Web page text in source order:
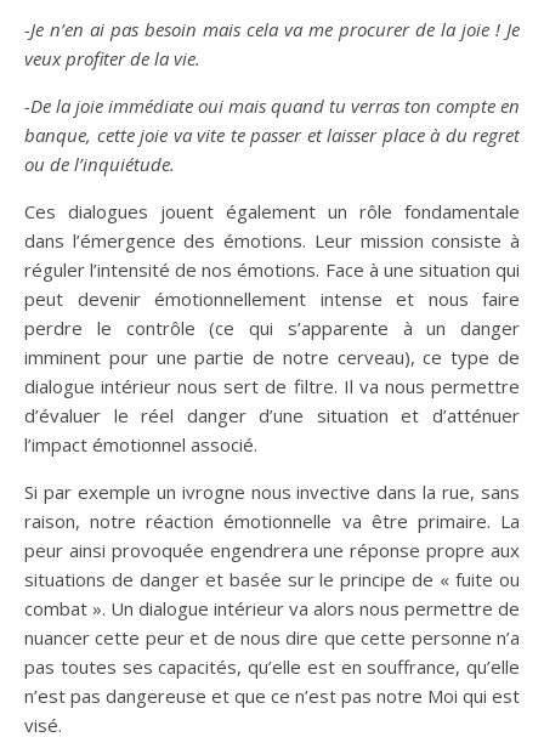
-Je n’en ai pas besoin mais cela va me procurer de la joie ! Je
veux profiter de la vie.
-De la joie immédiate oui mais quand tu verras ton compte en
banque, cette joie va vite te passer et laisser place à du regret
ou de l’inquiétude.
Ces dialogues jouent également un rôle fondamentale
dans l’émergence des émotions. Leur mission consiste à
réguler l’intensité de nos émotions. Face à une situation qui
peut devenir émotionnellement intense et nous faire
perdre le contrôle (ce qui s’apparente à un danger
imminent pour une partie de notre cerveau), ce type de
dialogue intérieur nous sert de filtre. Il va nous permettre
d’évaluer le réel danger d’une situation et d’atténuer
l’impact émotionnel associé.
Si par exemple un ivrogne nous invective dans la rue, sans
raison, notre réaction émotionnelle va être primaire. La
peur ainsi provoquée engendrera une réponse propre aux
situations de danger et basée sur le principe de « fuite ou
combat ». Un dialogue intérieur va alors nous permettre de
nuancer cette peur et de nous dire que cette personne n’a
pas toutes ses capacités, qu’elle est en souffrance, qu’elle
n’est pas dangereuse et que ce n’est pas notre Moi qui est
visé.